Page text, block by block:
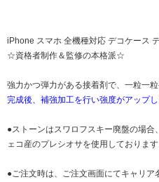
iPhone スマホ 全機種対応 デコケース
☆資格者制作＆監修の本格派☆
強力かつ弾力がある接着剤で、一粒一粒
完成後、補強加工を行い強度がアップし
●ストーンはスワロフスキー廃盤の場
ェコ産のプレシオサを使用しております
●ご注文時は、ご注文画面にてキャリ